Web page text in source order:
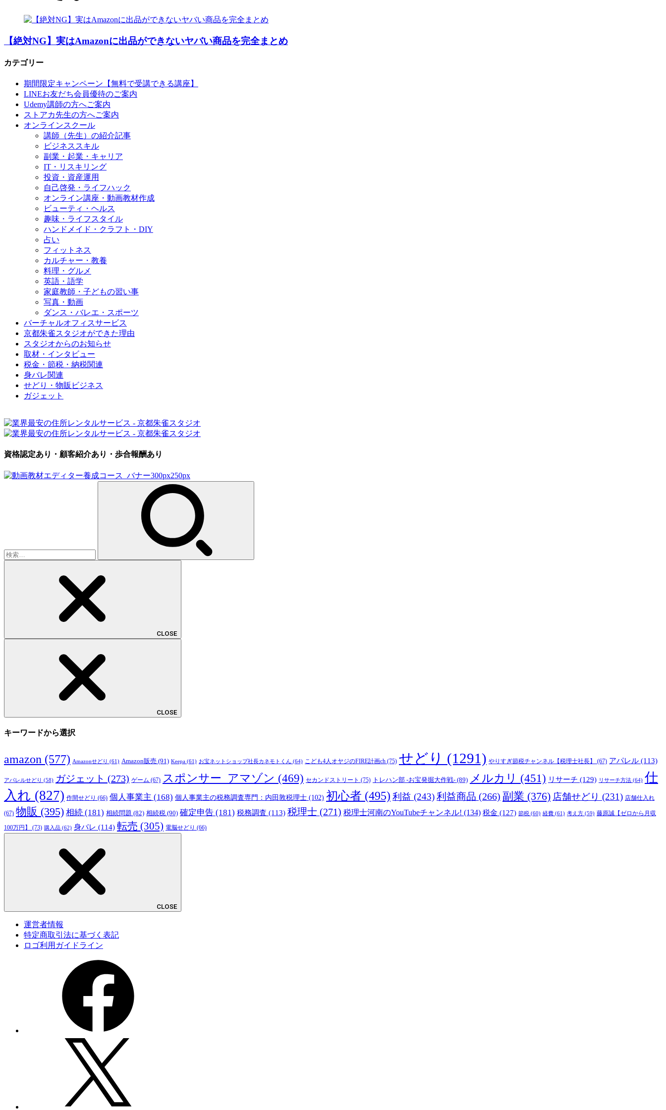
【絶対NG】実はAmazonに出品ができないヤバい商品を完全まとめ
カテゴリー
期間限定キャンペーン【無料で受講できる講座】
LINEお友だち会員優待のご案内
Udemy講師の方へご案内
ストアカ先生の方へご案内
オンラインスクール
講師（先生）の紹介記事
ビジネススキル
副業・起業・キャリア
IT・リスキリング
投資・資産運用
自己啓発・ライフハック
オンライン講座・動画教材作成
ビューティ・ヘルス
趣味・ライフスタイル
ハンドメイド・クラフト・DIY
占い
フィットネス
カルチャー・教養
料理・グルメ
英語・語学
家庭教師・子どもの習い事
写真・動画
ダンス・バレエ・スポーツ
バーチャルオフィスサービス
京都朱雀スタジオができた理由
スタジオからのお知らせ
取材・インタビュー
税金・節税・納税関連
身バレ関連
せどり・物販ビジネス
ガジェット
資格認定あり・顧客紹介あり・歩合報酬あり
CLOSE
CLOSE
キーワードから選択
amazon (577) Amazonせどり (61) Amazon販売 (91) Keepa (61) お宝ネットショップ社長カネモトくん (64) こども4人オヤジのFIRE計画ch (75) せどり (1291) やりすぎ節税チャンネル【税理士社長】 (67) アパレル (113)
アパレルせどり (58) ガジェット (273) ゲーム (67) スポンサー_アマゾン (469) セカンドストリート (75) トレハン部 -お宝発掘大作戦- (89) メルカリ (451) リサーチ (129) リサーチ方法 (64) 仕
入れ (827) 作間せどり (66) 個人事業主 (168) 個人事業主の税務調査専門：内田敦税理士 (102) 初心者 (495) 利益 (243)利益商品 (266) 副業 (376) 店舗せどり (231) 店舗仕入れ
(67) 物販 (395) 相続 (181) 相続問題 (82) 相続税 (90) 確定申告 (181) 税務調査 (113) 税理士 (271) 税理士河南のYouTubeチャンネル! (134) 税金 (127) 節税 (60) 経費 (61) 考え方 (59) 藤原誠【ゼロから月収
100万円】 (73) 購入品 (62) 身バレ (114) 転売 (305) 電脳せどり (66)
CLOSE
運営者情報
特定商取引法に基づく表記
ロゴ利用ガイドライン